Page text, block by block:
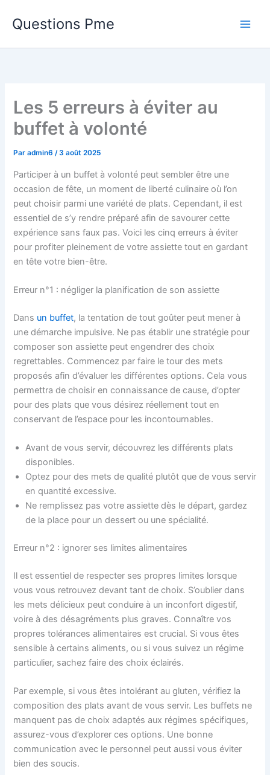
Questions Pme
Les 5 erreurs à éviter au
buffet à volonté
Paradmin6/3 août 2025
Participer à un buffet à volonté peut sembler être une
occasion de fête, un moment de liberté culinaire où l’on
peut choisir parmi une variété de plats. Cependant, il est
essentiel de s’y rendre préparé afin de savourer cette
expérience sans faux pas. Voici les cinq erreurs à éviter
pour profiter pleinement de votre assiette tout en gardant
en tête votre bien-être.
Erreur n°1 : négliger la planification de son assiette
Dans un buffet, la tentation de tout goûter peut mener à
une démarche impulsive. Ne pas établir une stratégie pour
composer son assiette peut engendrer des choix
regrettables. Commencez par faire le tour des mets
proposés afin d’évaluer les différentes options. Cela vous
permettra de choisir en connaissance de cause, d’opter
pour des plats que vous désirez réellement tout en
conservant de l’espace pour les incontournables.
Avant de vous servir, découvrez les différents plats
disponibles.
Optez pour des mets de qualité plutôt que de vous servir
en quantité excessive.
Ne remplissez pas votre assiette dès le départ, gardez
de la place pour un dessert ou une spécialité.
Erreur n°2 : ignorer ses limites alimentaires
Il est essentiel de respecter ses propres limites lorsque
vous vous retrouvez devant tant de choix. S’oublier dans
les mets délicieux peut conduire à un inconfort digestif,
voire à des désagréments plus graves. Connaître vos
propres tolérances alimentaires est crucial. Si vous êtes
sensible à certains aliments, ou si vous suivez un régime
particulier, sachez faire des choix éclairés.
Par exemple, si vous êtes intolérant au gluten, vérifiez la
composition des plats avant de vous servir. Les buffets ne
manquent pas de choix adaptés aux régimes spécifiques,
assurez-vous d’explorer ces options. Une bonne
communication avec le personnel peut aussi vous éviter
bien des soucis.